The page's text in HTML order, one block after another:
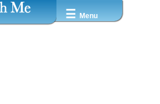
☰ Menu